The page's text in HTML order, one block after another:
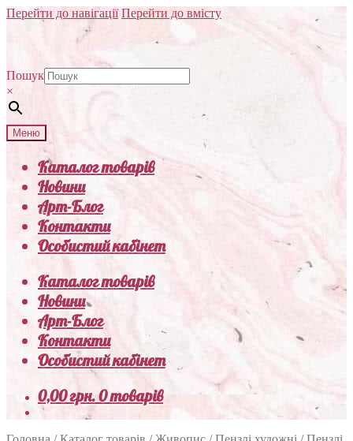
Перейти до навігації Перейти до вмісту
Пошук
×
Меню
Каталог товарів
Новини
Арт-Блог
Контакти
Особистий кабінет
Каталог товарів
Новини
Арт-Блог
Контакти
Особистий кабінет
0,00грн.0 товарів